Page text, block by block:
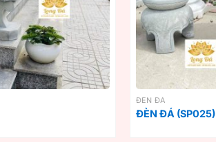
ĐÈN ĐÁ
ĐÈN ĐÁ (SP025)